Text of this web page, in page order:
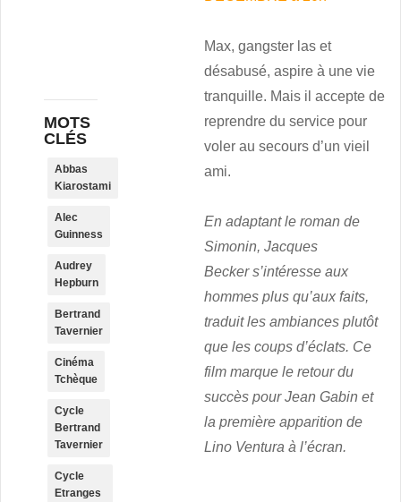
Max, gangster las et
désabusé, aspire à une vie
tranquille. Mais il accepte de
reprendre du service pour
voler au secours d’un vieil
ami.
En adaptant le roman de
Simonin, Jacques
Becker s’intéresse aux
hommes plus qu’aux faits,
traduit les ambiances plutôt
que les coups d’éclats. Ce
film marque le retour du
succès pour Jean Gabin et
la première apparition de
Lino Ventura à l’écran.
MOTS
CLÉS
Abbas
Kiarostami
Alec
Guinness
Audrey
Hepburn
Bertrand
Tavernier
Cinéma
Tchèque
Cycle
Bertrand
Tavernier
Cycle
Etranges